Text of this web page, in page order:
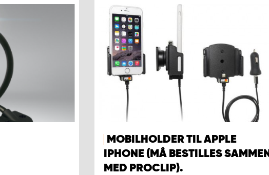
MOBILHOLDER TIL APPLE
IPHONE (MÅ BESTILLES SAMMEN
MED PROCLIP).